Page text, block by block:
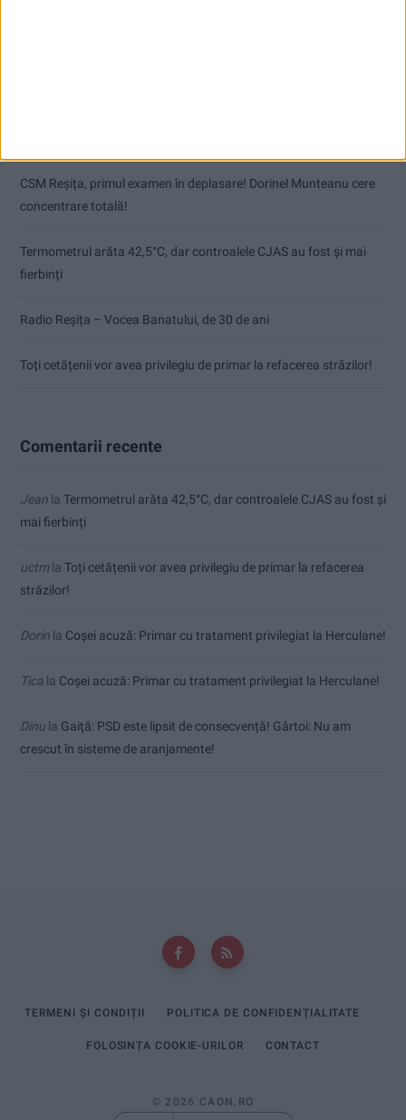
CSM Reșița, primul examen în deplasare! Dorinel Munteanu cere
concentrare totală!
Termometrul arăta 42,5°C, dar controalele CJAS au fost și mai
fierbinți
Radio Reșița – Vocea Banatului, de 30 de ani
Toți cetățenii vor avea privilegiu de primar la refacerea străzilor!
Comentarii recente
Jean la Termometrul arăta 42,5°C, dar controalele CJAS au fost și
mai fierbinți
uctmla Toți cetățenii vor avea privilegiu de primar la refacerea
străzilor!
Dorin la Coșei acuză: Primar cu tratament privilegiat la Herculane!
Tica la Coșei acuză: Primar cu tratament privilegiat la Herculane!
Dinu la Gaiţă: PSD este lipsit de consecvență! Gârtoi: Nu am
crescut în sisteme de aranjamente!
TERMENI ȘI CONDIȚII POLITICA DE CONFIDENȚIALITATE
FOLOSINȚA COOKIE-URILOR CONTACT
© 2026 CAON.RO